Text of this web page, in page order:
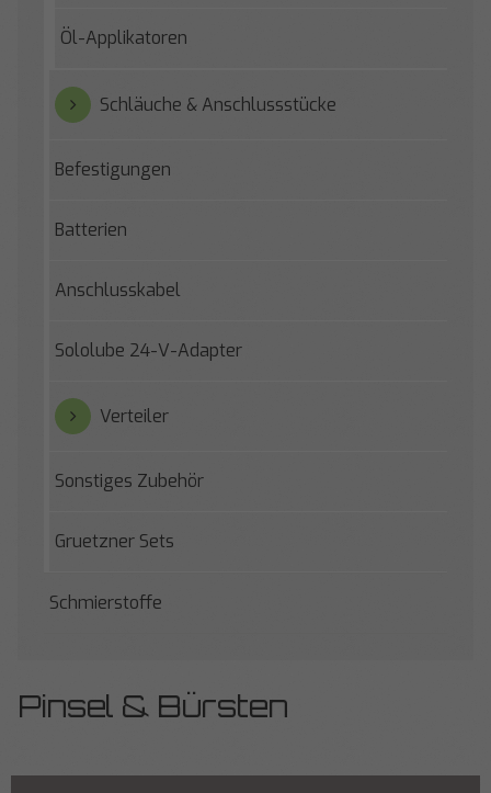
Pinsel & Bürsten
Öl-Applikatoren
Schläuche & Anschlussstücke
Befestigungen
Batterien
Anschlusskabel
Sololube 24-V-Adapter
Verteiler
Sonstiges Zubehör
Gruetzner Sets
Schmierstoffe